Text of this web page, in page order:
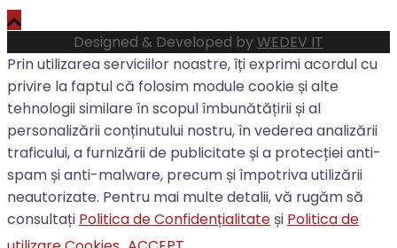
Designed & Developed byWEDEV IT
Prin utilizarea serviciilor noastre, îți exprimi acordul cu
privire la faptul că folosim module cookie și alte
tehnologii similare în scopul îmbunătățirii și al
personalizării conținutului nostru, în vederea analizării
traficului, a furnizării de publicitate și a protecției anti-
spam și anti-malware, precum și împotriva utilizării
neautorizate. Pentru mai multe detalii, vă rugăm să
consultați Politica de Confidențialitate și Politica de